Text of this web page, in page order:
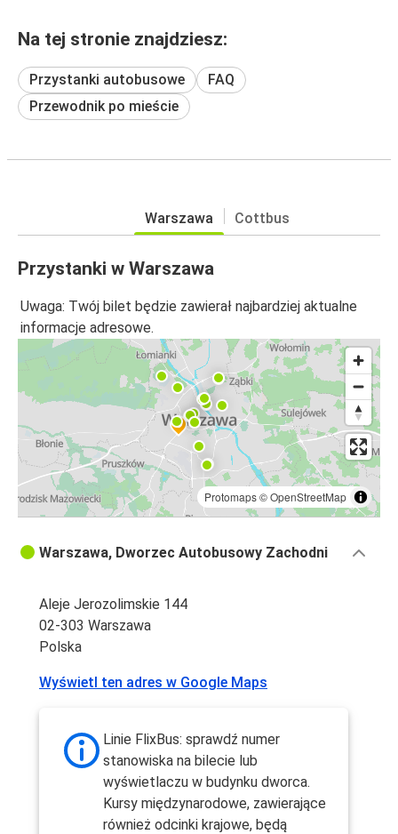
Na tej stronie znajdziesz:
Przystanki autobusowe
FAQ
Przewodnik po mieście
Warszawa Cottbus
Przystanki w Warszawa
Uwaga: Twój bilet będzie zawierał najbardziej aktualne
informacje adresowe.
Protomaps©OpenStreetMap
Warszawa, Dworzec Autobusowy Zachodni
Aleje Jerozolimskie 144
02-303 Warszawa
Polska
Wyświetl ten adres w Google Maps
Linie FlixBus: sprawdź numer
stanowiska na bilecie lub
wyświetlaczu w budynku dworca.
Kursy międzynarodowe, zawierające
również odcinki krajowe, będą